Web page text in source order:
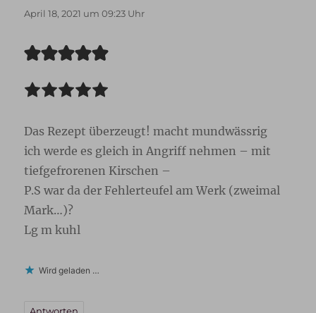
April 18, 2021 um 09:23 Uhr
Das Rezept überzeugt! macht mundwässrig
ich werde es gleich in Angriff nehmen – mit
tiefgefrorenen Kirschen –
P.S war da der Fehlerteufel am Werk (zweimal
Mark…)?
Lg m kuhl
Wird geladen …